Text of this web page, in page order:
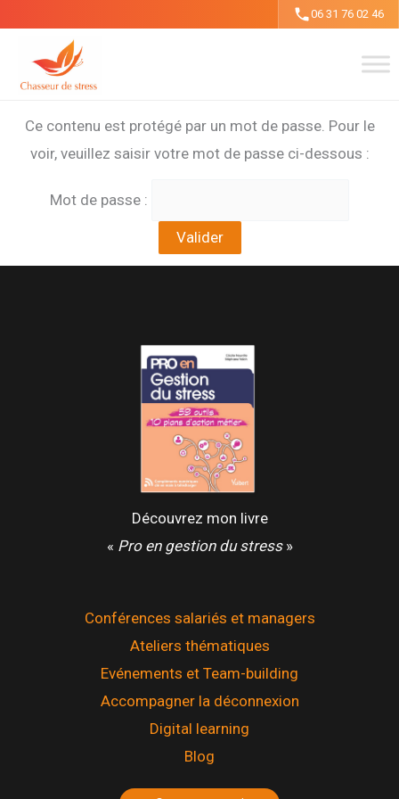
contenu
06 31 76 02 46
Ce contenu est protégé par un mot de passe. Pour le
voir, veuillez saisir votre mot de passe ci-dessous :
Mot de passe :
Découvrez mon livre
« Pro en gestion du stress»
Conférences salariés et managers
Ateliers thématiques
Evénements et Team-building
Accompagner la déconnexion
Digital learning
Blog